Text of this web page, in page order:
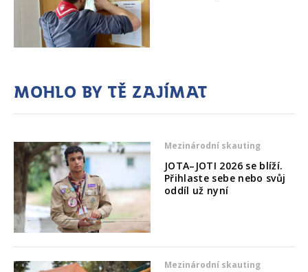
Mohlo by tě zajímat
Mezinárodní skauting
JOTA–JOTI 2026 se blíží.
Přihlaste sebe nebo svůj
oddíl už nyní
Mezinárodní skauting